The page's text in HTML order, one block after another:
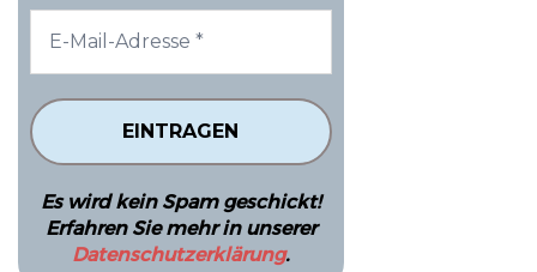
Es wird kein Spam geschickt!
Erfahren Sie mehr in unserer
Datenschutzerklärung.